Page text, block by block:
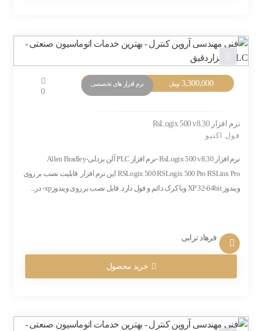
3,300,000 تومان نرم افزار های تخصصی
0
نرم افزار RsLogix 500 v8.30
فول اکتیو
نرم افزار RsLogix 500 v8.30 -نرم افزار PLC آلن بردلی-Allen Bradley
RSLogix 500 RSLogix 500 Pro RSLinx Pro این نرم افزار قابلیت نصب بر روی
ویندوز XP 32-64bit وبا کرک دائم و فول دارد. قابل نصب بر روی ویندوزxp- در...
فرهاد ترابی
خرید محصول